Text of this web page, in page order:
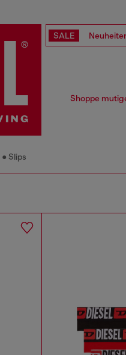
SALE
Shoppe
Slips